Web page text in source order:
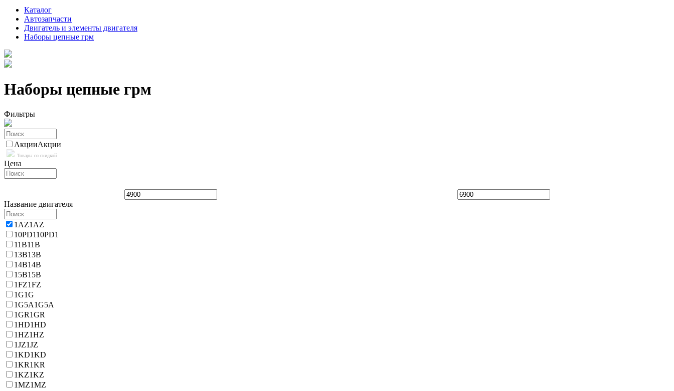
Каталог
Автозапчасти
Двигатель и элементы двигателя
Наборы цепные грм
Наборы цепные грм
Фильтры
АкцииАкции
Товары со скидкой
Цена
Название двигателя
1AZ1AZ
10PD110PD1
11B11B
13B13B
14B14B
15B15B
1FZ1FZ
1G1G
1G5A1G5A
1GR1GR
1HD1HD
1HZ1HZ
1JZ1JZ
1KD1KD
1KR1KR
1KZ1KZ
1MZ1MZ